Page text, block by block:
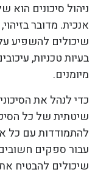
ניהול סיכונים
אנכית. מדובר
שיכולים להשפיע
בעיות טכניות,
מיומנים.
כדי לנהל את
שיטתית של כל
להתמודדות עם כל
עבור ספקים חשובים
שיכולים להבטיח